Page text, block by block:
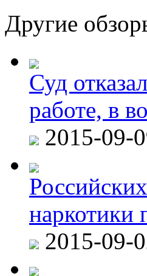
Другие
Суд
работе, в
2015-09-
наркотики
2015-09-